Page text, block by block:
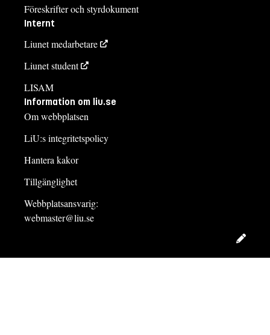
Föreskrifter och styrdokument
Internt
Liunet medarbetare
Liunet student
LISAM
Information om liu.se
Om webbplatsen
LiU:s integritetspolicy
Hantera kakor
Tillgänglighet
Webbplatsansvarig:
webmaster@liu.se